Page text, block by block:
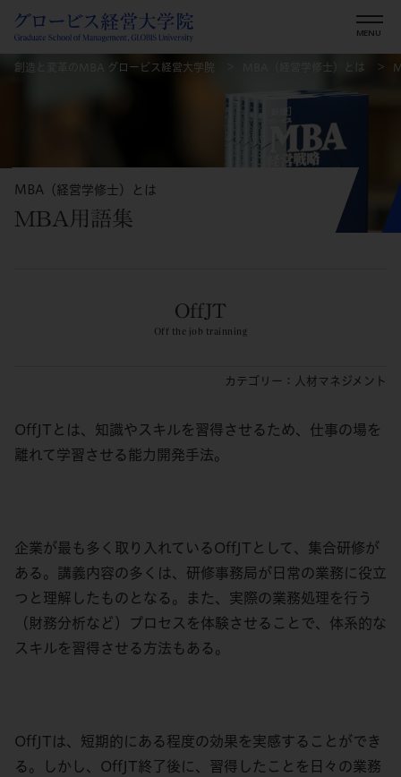
創造と変革のMBA グロービス経営大学院 MBA（経営学修士）とは
MBA（経営学修士）とは
MBA用語集
カテゴリー：人材マネジメント
OffJT
Off the job trainning
OffJTとは、知識やスキルを習得させるため、仕事の場を
離れて学習させる能力開発手法。
企業が最も多く取り入れているOffJTとして、集合研修が
ある。講義内容の多くは、研修事務局が日常の業務に役立
つと理解したものとなる。また、実際の業務処理を行う
（財務分析など）プロセスを体験させることで、体系的な
スキルを習得させる方法もある。
OffJTは、短期的にある程度の効果を実感することができ
る。しかし、OffJT終了後に、習得したことを日々の業務